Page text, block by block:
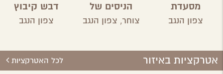
מסעדת
פטגוניה
צפון הנגב
הניסים של
השף צוחר, צפון הנגב
דבש קיבוץ
ארז
צפון הנגב
אטרקציות באיזור לכל האטרקציות